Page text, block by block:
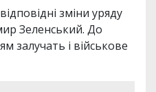
зміни уряду
Зеленський. До
залучать і військове